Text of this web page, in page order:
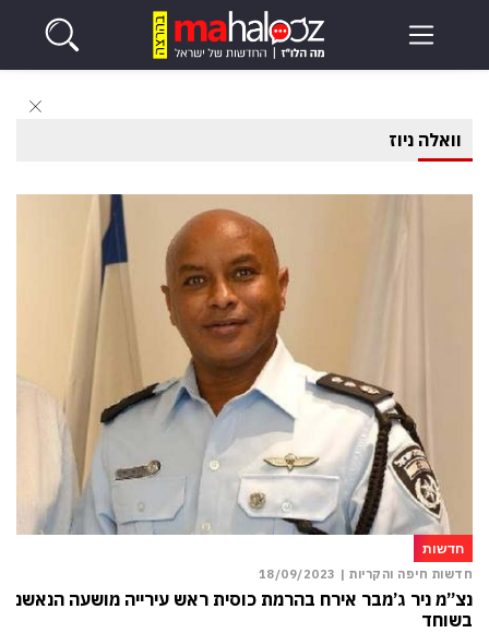
וואלה ניוז
חדשות
חדשות חיפה והקריות | 18/09/2023
נצ”מ ניר ג’מבר אירח בהרמת כוסית ראש עירייה מושעה הנאשם
בשוחד